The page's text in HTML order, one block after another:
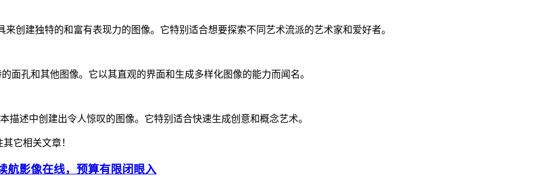
创建独特的和富有表现力的图像。它特别适合想要探索不同艺术流派的艺术家和爱好者。
面孔和其他图像。它以其直观的界面和生成多样化图像的能力而闻名。
描述中创建出令人惊叹的图像。它特别适合快速生成创意和概念艺术。
它相关文章！
航影像在线，预算有限闭眼入